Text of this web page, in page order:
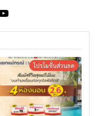
โปรโมชั่นส่วนลด